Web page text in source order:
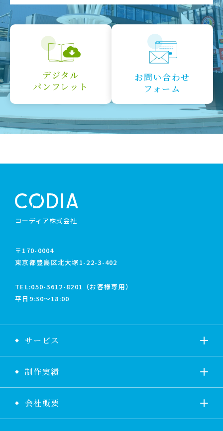
デジタル
パンフレット
お問い合わせ
フォーム
コーディア株式会社
〒170-0004
東京都豊島区北大塚1-22-3-402
TEL:050-3612-8201（お客様専用）
平日9:30〜18:00
サービス
制作実績
会社概要